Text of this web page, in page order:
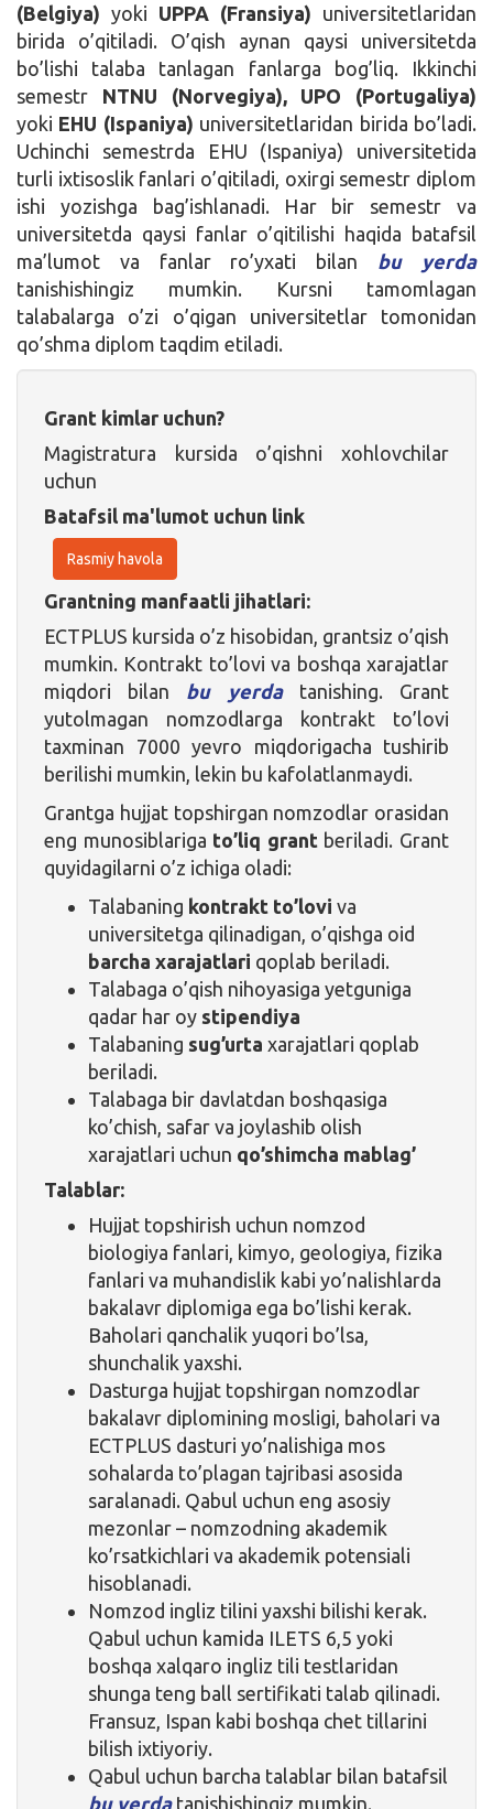
(Belgiya) yoki UPPA (Fransiya) universitetlaridan
birida o’qitiladi. O’qish aynan qaysi universitetda
bo’lishi talaba tanlagan fanlarga bog’liq. Ikkinchi
semestr NTNU (Norvegiya), UPO (Portugaliya)
yoki EHU (Ispaniya) universitetlaridan birida bo’ladi.
Uchinchi semestrda EHU (Ispaniya) universitetida
turli ixtisoslik fanlari o’qitiladi, oxirgi semestr diplom
ishi yozishga bag’ishlanadi. Har bir semestr va
universitetda qaysi fanlar o’qitilishi haqida batafsil
ma’lumot va fanlar ro’yxati bilan bu yerda
tanishishingiz mumkin. Kursni tamomlagan
talabalarga o’zi o’qigan universitetlar tomonidan
qo’shma diplom taqdim etiladi.
Grant kimlar uchun?
Magistratura kursida o’qishni xohlovchilar
uchun
Batafsil ma'lumot uchun link
Rasmiy havola
Grantning manfaatli jihatlari:
ECTPLUS kursida o’z hisobidan, grantsiz o’qish
mumkin. Kontrakt to’lovi va boshqa xarajatlar
miqdori bilan bu yerdatanishing. Grant
yutolmagan nomzodlarga kontrakt to’lovi
taxminan 7000 yevro miqdorigacha tushirib
berilishi mumkin, lekin bu kafolatlanmaydi.
Grantga hujjat topshirgan nomzodlar orasidan
eng munosiblariga to’liq grant beriladi. Grant
quyidagilarni o’z ichiga oladi:
Talabaning kontrakt to’lovi va
universitetga qilinadigan, o’qishga oid
barcha xarajatlari qoplab beriladi.
Talabaga o’qish nihoyasiga yetguniga
qadar har oy stipendiya
Talabaning sug’urta xarajatlari qoplab
beriladi.
Talabaga bir davlatdan boshqasiga
ko’chish, safar va joylashib olish
xarajatlari uchun qo’shimcha mablag’
Talablar:
Hujjat topshirish uchun nomzod
biologiya fanlari, kimyo, geologiya, fizika
fanlari va muhandislik kabi yo’nalishlarda
bakalavr diplomiga ega bo’lishi kerak.
Baholari qanchalik yuqori bo’lsa,
shunchalik yaxshi.
Dasturga hujjat topshirgan nomzodlar
bakalavr diplomining mosligi, baholari va
ECTPLUS dasturi yo’nalishiga mos
sohalarda to’plagan tajribasi asosida
saralanadi. Qabul uchun eng asosiy
mezonlar – nomzodning akademik
ko’rsatkichlari va akademik potensiali
hisoblanadi.
Nomzod ingliz tilini yaxshi bilishi kerak.
Qabul uchun kamida ILETS 6,5 yoki
boshqa xalqaro ingliz tili testlaridan
shunga teng ball sertifikati talab qilinadi.
Fransuz, Ispan kabi boshqa chet tillarini
bilish ixtiyoriy.
Qabul uchun barcha talablar bilan batafsil
bu yerdatanishishingiz mumkin.